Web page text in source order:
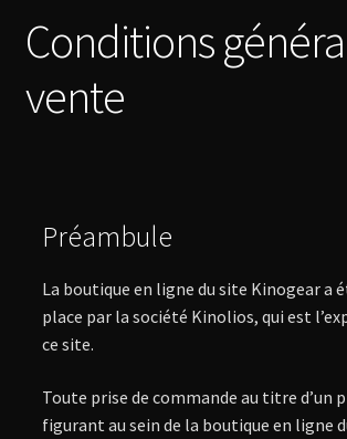
Conditions
vente
Préambule
La boutique en ligne du site Kinogear a
place par la société Kinolios, qui est
ce site.
Toute prise de commande au titre d’un
figurant au sein de la boutique en ligne